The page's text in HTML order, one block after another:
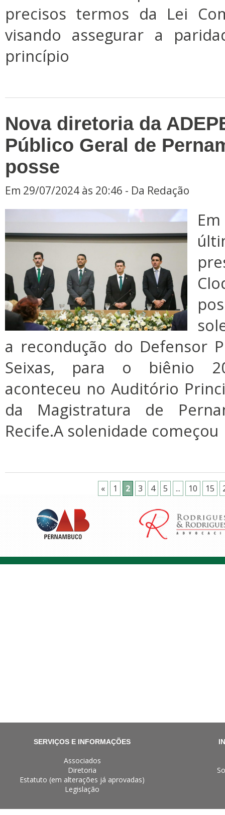
precisos termos da Lei
visando assegurar a
princípio
Nova diretoria da
Público Geral de
posse
Em 29/07/2024 às 20:46 - Da Redação
a recondução do Defensor
Seixas, para o biênio
aconteceu no Auditório
da Magistratura de
Recife.A solenidade começou
« 1 2 3 4 5 ... 10 15
SERVIÇOS E INFORMAÇÕES
Associados
Diretoria
Estatuto (em alterações já aprovadas)
Legislação